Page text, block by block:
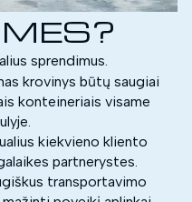
sprendimus.
krovinys būtų saugiai
konteineriais visame
kiekvieno kliento
partnerystes.
transportavimo